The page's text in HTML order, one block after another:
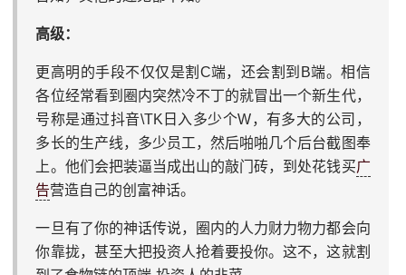
高级：
更高明的手段不仅仅是割C端，还会割到B端。相信
各位经常看到圈内突然冷不丁的就冒出一个新生代，
号称是通过抖音\TK日入多少个W，有多大的公司，
多长的生产线，多少员工，然后啪啪几个后台截图奉
上。他们会把装逼当成出山的敲门砖，到处花钱买广
告营造自己的创富神话。
一旦有了你的神话传说，圈内的人力财力物力都会向
你靠拢，甚至大把投资人抢着要投你。这不，这就割